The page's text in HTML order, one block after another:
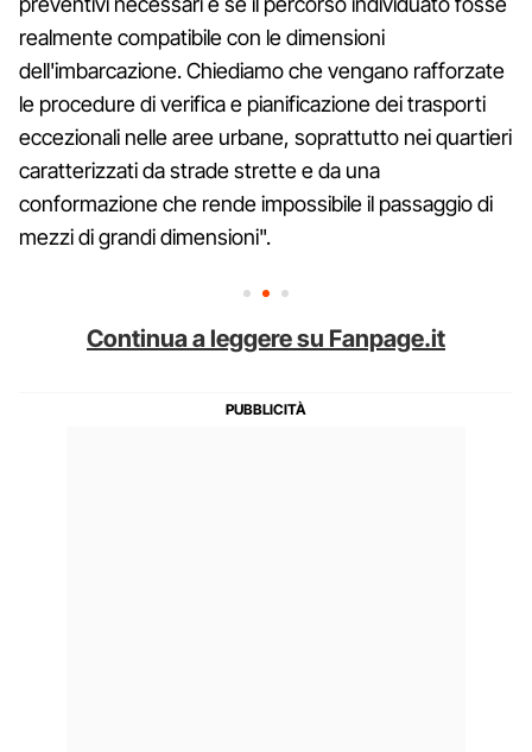
realmente compatibile con le dimensioni
dell'imbarcazione. Chiediamo che vengano rafforzate
le procedure di verifica e pianificazione dei trasporti
eccezionali nelle aree urbane, soprattutto nei quartieri
caratterizzati da strade strette e da una
conformazione che rende impossibile il passaggio di
mezzi di grandi dimensioni".
Continua a leggere su Fanpage.it